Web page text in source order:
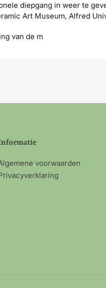
diepgang in weer te
Art Museum, Alfred
van de m
voorwaarden